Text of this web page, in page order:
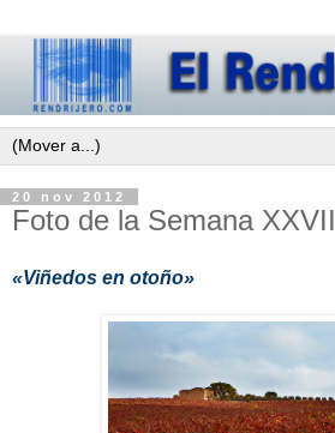
20 nov 2012
Foto de la Semana XXVII
«Viñedos en otoño»